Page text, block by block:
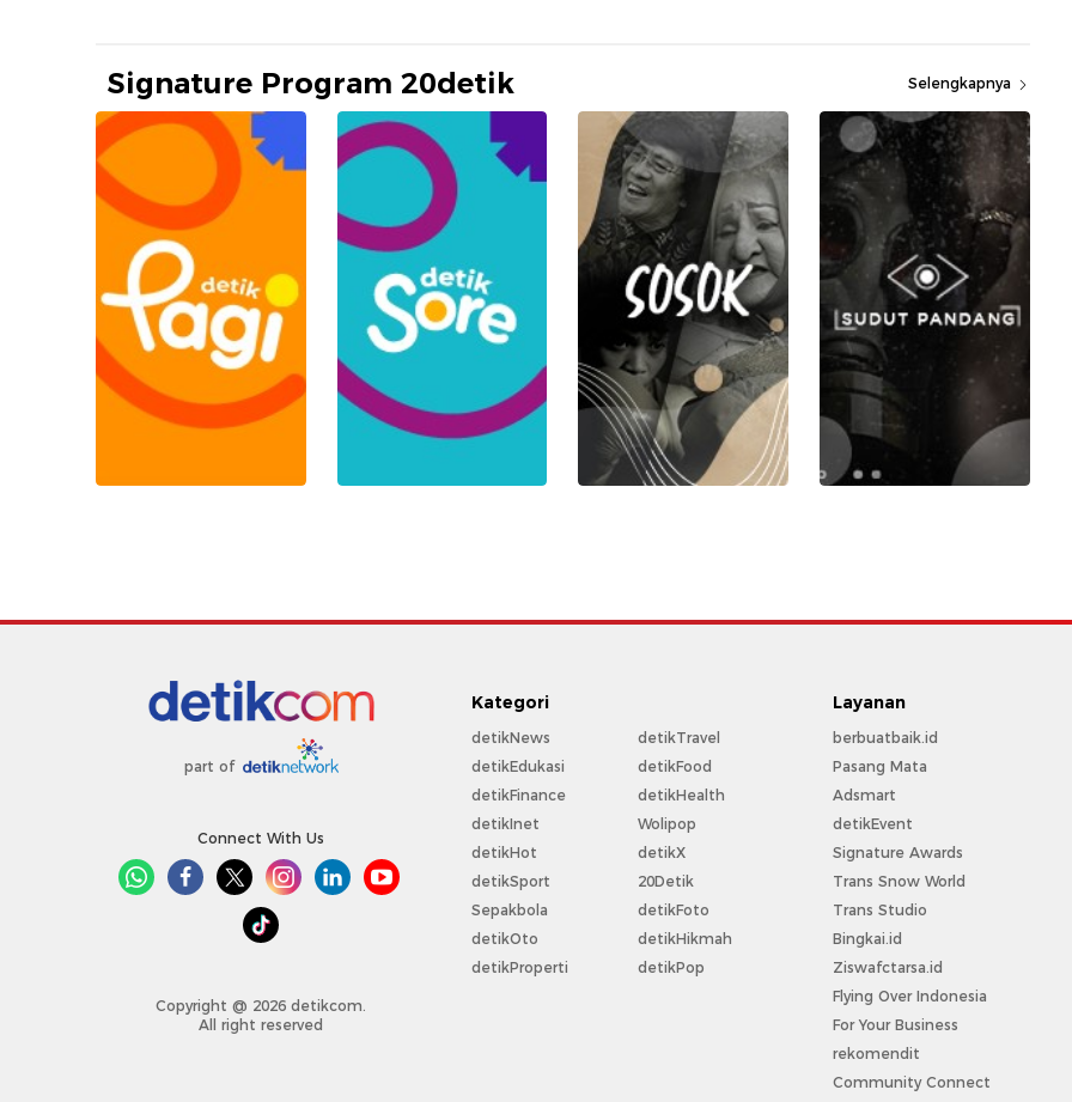
Signature Program 20detik Selengkapnya
part of
Connect With Us
Copyright @ 2026 detikcom.
All right reserved
Kategori
detikNews
detikEdukasi
detikFinance
detikInet
detikHot
detikSport
Sepakbola
detikOto
detikProperti
detikTravel
detikFood
detikHealth
Wolipop
detikX
20Detik
detikFoto
detikHikmah
detikPop
Layanan
berbuatbaik.id
Pasang Mata
Adsmart
detikEvent
Signature Awards
Trans Snow World
Trans Studio
Bingkai.id
Ziswafctarsa.id
Flying Over Indonesia
For Your Business
rekomendit
Community Connect